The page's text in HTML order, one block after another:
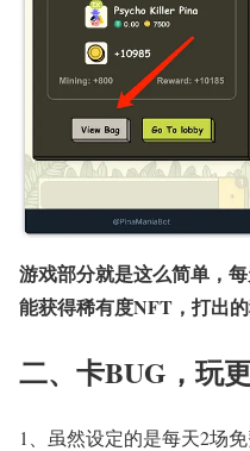
游戏部分就是这么简单，
能获得稀有度NFT，打出
二、卡BUG，玩
1、虽然设定的是每天2场